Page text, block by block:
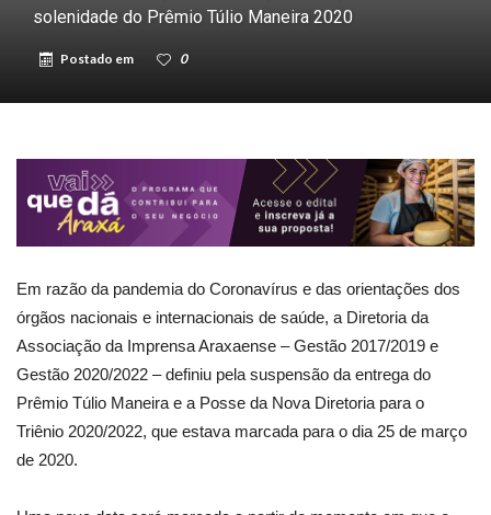
solenidade do Prêmio Túlio Maneira 2020
Postado em 0
Em razão da pandemia do Coronavírus e das orientações dos
órgãos nacionais e internacionais de saúde, a Diretoria da
Associação da Imprensa Araxaense – Gestão 2017/2019 e
Gestão 2020/2022 – definiu pela suspensão da entrega do
Prêmio Túlio Maneira e a Posse da Nova Diretoria para o
Triênio 2020/2022, que estava marcada para o dia 25 de março
de 2020.